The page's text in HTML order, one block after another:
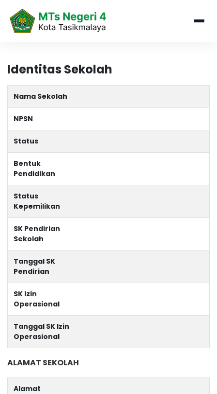
Identitas Sekolah
Nama Sekolah
NPSN
Status
Bentuk
Pendidikan
Status
Kepemilikan
SK Pendirian
Sekolah
Tanggal SK
Pendirian
SK Izin
Operasional
Tanggal SK Izin
Operasional
ALAMAT SEKOLAH
Alamat